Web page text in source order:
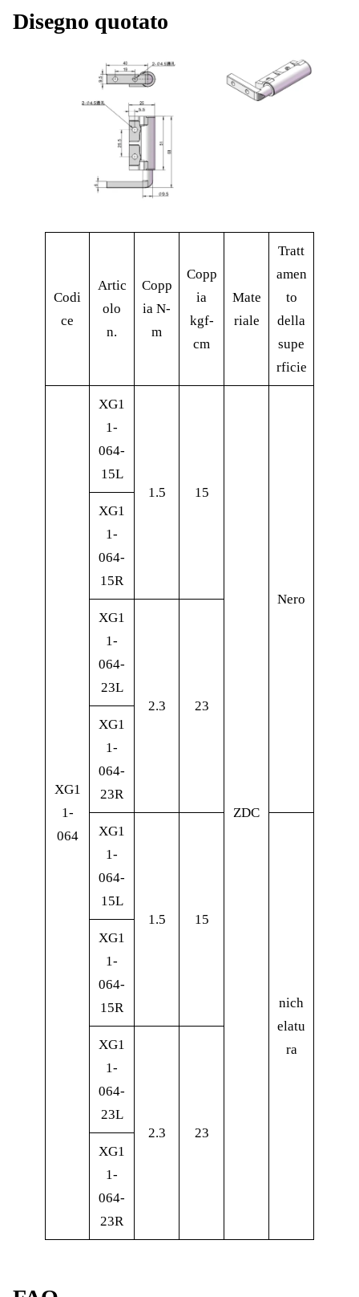
Disegno quotato
Codi
ce
Artic
olo
n.
Copp
ia N-
m
Copp
ia
kgf-
cm
Mate
riale
Tratt
amen
to
della
supe
rficie
XG1
1-
064
XG1
1-
064-
15L
1.5
15
ZDC
Nero
XG1
1-
064-
15R
XG1
1-
064-
23L
2.3
23
XG1
1-
064-
23R
XG1
1-
064-
15L
1.5
15
nich
elatu
ra
XG1
1-
064-
15R
XG1
1-
064-
23L
2.3
23
XG1
1-
064-
23R